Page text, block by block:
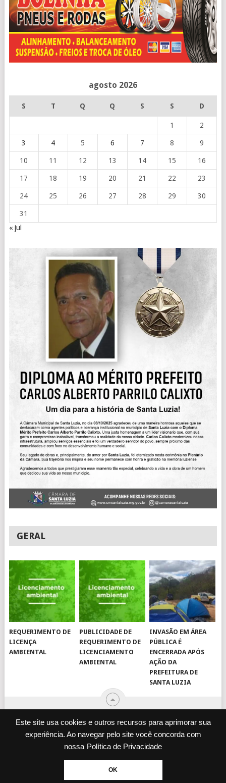
Este site usa cookies e outros recursos para aprimorar sua
experiência. Ao navegar pelo site você concorda com
nossa Política de Privacidade
OK
agosto 2026
S T Q Q S S D
1 2
3 4 5 6 7 8 9
10 11 12 13 14 15 16
17 18 19 20 21 22 23
24 25 26 27 28 29 30
31
« jul
GERAL
REQUERIMENTO DE
LICENÇA
AMBIENTAL
PUBLICIDADE DE
REQUERIMENTO DE
LICENCIAMENTO
AMBIENTAL
INVASÃO EM ÁREA
PÚBLICA É
ENCERRADA APÓS
AÇÃO DA
PREFEITURA DE
SANTA LUZIA
JORNAL VIROU NOTÍCIA